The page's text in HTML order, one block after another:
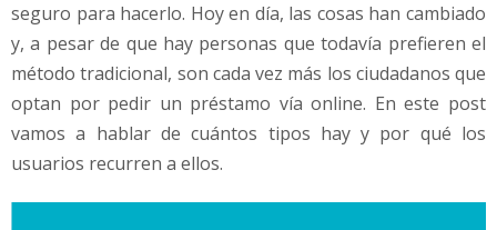
e
?
seguro para hacerlo. Hoy en día, las cosas han cambiado
y, a pesar de que hay personas que todavía prefieren el
método tradicional, son cada vez más los ciudadanos que
optan por pedir un préstamo vía online. En este post
vamos a hablar de cuántos tipos hay y por qué los
usuarios recurren a ellos.